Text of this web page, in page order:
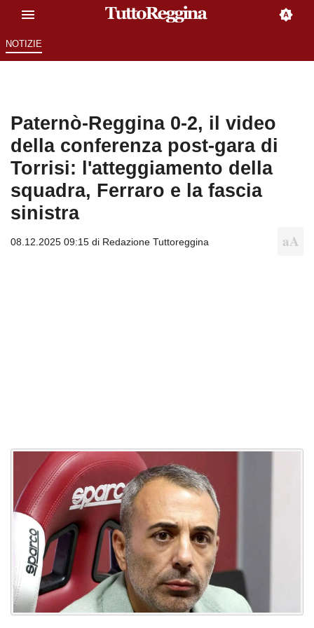
NOTIZIE
Paternò-Reggina 0-2, il video
della conferenza post-gara di
Torrisi: l'atteggiamento della
squadra, Ferraro e la fascia
sinistra
08.12.2025 09:15 di Redazione Tuttoreggina